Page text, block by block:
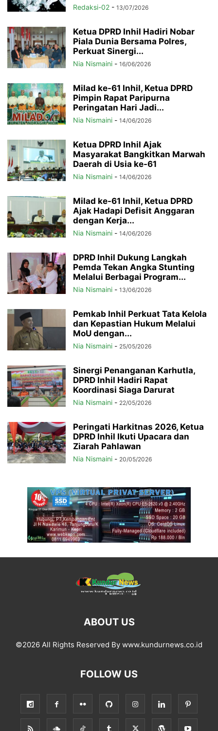
Redaksi-02 - 13/07/2026
Ketua DPRD Inhil Hadiri Nobar
Piala Dunia Bersama Polres,
Perkuat Sinergi...
Nia Nismaini - 16/06/2026
Milad ke-61 Inhil, Ketua DPRD
Pimpin Rapat Paripurna
Peringatan Hari Jadi...
Nia Nismaini - 14/06/2026
Ketua DPRD Inhil Ajak
Masyarakat Bangkitkan Marwah
Daerah di Usia ke-61
Nia Nismaini - 14/06/2026
Milad ke-61 Inhil, Ketua DPRD
Ajak Hadapi Defisit Anggaran
dengan Kerja...
Nia Nismaini - 14/06/2026
DPRD Inhil Dukung Langkah
Pemda Tekan Angka Stunting
Melalui Berbagai Program...
Nia Nismaini - 13/06/2026
Pemkab Inhil Perkuat Tata Kelola
dan Kepastian Hukum Melalui
MoU dengan...
Nia Nismaini - 25/05/2026
Sinergi Penanganan Karhutla,
DPRD Inhil Hadiri Rapat
Koordinasi Siaga Darurat
Nia Nismaini - 22/05/2026
Peringati Harkitnas 2026, Ketua
DPRD Inhil Ikuti Upacara dan
Ziarah Pahlawan
Nia Nismaini - 20/05/2026
ABOUT US
©2026 All Rights Reserved By www.kundurnews.co.id
FOLLOW US